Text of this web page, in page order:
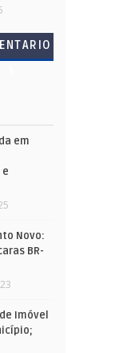
em
Novo:
BR-
Imóvel